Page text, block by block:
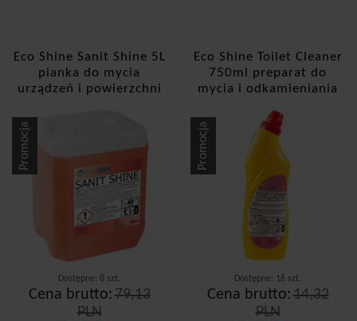
Eco Shine Sanit Shine 5L
pianka do mycia
urządzeń i powierzchni
Dostępne: 8 szt.
Cena brutto: 79,13
PLN
Promocja
Eco Shine Toilet Cleaner
750ml preparat do
mycia i odkamieniania
Dostępne: 16 szt.
Cena brutto: 14,32
PLN
Promocja